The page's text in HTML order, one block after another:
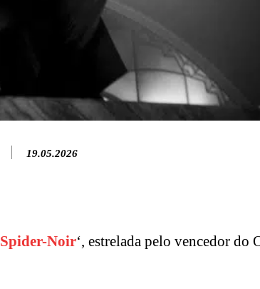
19.05.2026
Spider-Noir‘, estrelada pelo vencedor do